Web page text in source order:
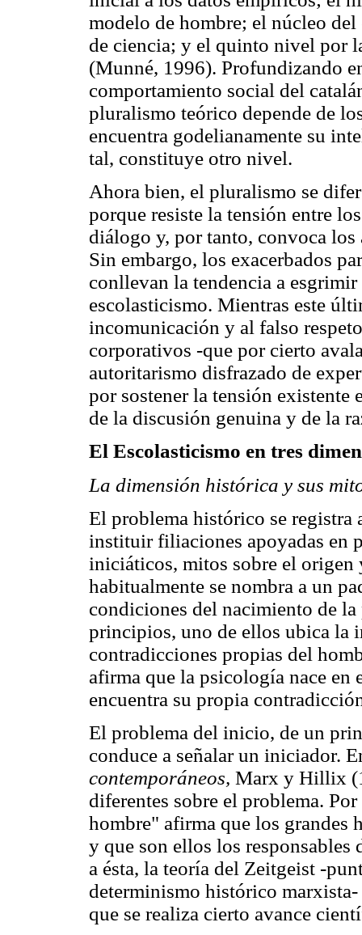
modelo de hombre; el núcleo
de ciencia; y el quinto nivel por
(Munné, 1996). Profundizando
comportamiento social del
pluralismo teórico depende de
encuentra godelianamente su
tal, constituye otro nivel.
Ahora bien, el pluralismo se
porque resiste la tensión entre
diálogo y, por tanto, convoca los
Sin embargo, los exacerbados
conllevan la tendencia a
escolasticismo. Mientras este
incomunicación y al falso
corporativos -que por cierto
autoritarismo disfrazado de
por sostener la tensión existente
de la discusión genuina y de la
El Escolasticismo en tres
La dimensión histórica y sus
El problema histórico se registra
instituir filiaciones apoyadas en
iniciáticos, mitos sobre el origen
habitualmente se nombra a un
condiciones del nacimiento de
principios, uno de ellos ubica la
contradicciones propias del
afirma que la psicología nace en
encuentra su propia
El problema del inicio, de un
conduce a señalar un iniciador.
contemporáneos, Marx y Hillix
diferentes sobre el problema.
hombre" afirma que los grandes
y que son ellos los
a ésta, la teoría del Zeitgeist -
determinismo histórico
que se realiza cierto avance